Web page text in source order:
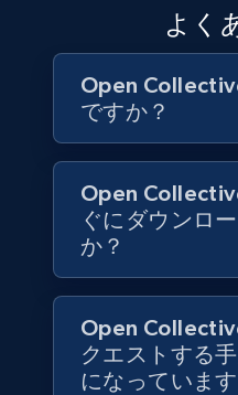
6.6K+ 629+
Indeed job listings
Jobid, Company name,
title, Description text,
Business
お問
よく
Open
ですか？
Open
ぐにダウンロ
か？
Open
クエストする
になっていま